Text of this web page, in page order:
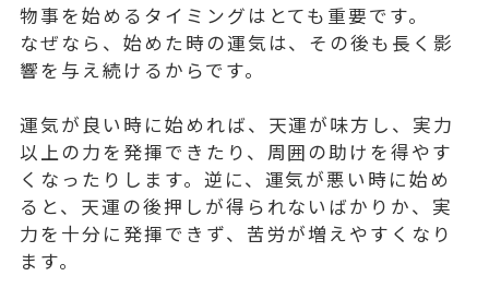
物事を始めるタイミングはとても重要です。
なぜなら、始めた時の運気は、その後も長く影
響を与え続けるからです。
運気が良い時に始めれば、天運が味方し、実力
以上の力を発揮できたり、周囲の助けを得やす
くなったりします。逆に、運気が悪い時に始め
ると、天運の後押しが得られないばかりか、実
力を十分に発揮できず、苦労が増えやすくなり
ます。